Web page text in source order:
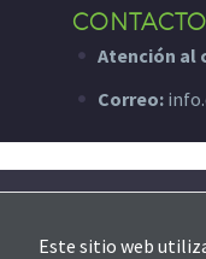
CONTACTO
Atención al
Correo:
Este sitio web